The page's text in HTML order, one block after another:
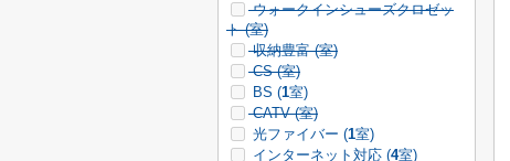
ウォークインシューズクロゼッ
ト (室)
収納豊富 (室)
CS (室)
BS (1室)
CATV (室)
光ファイバー (1室)
インターネット対応 (4室)